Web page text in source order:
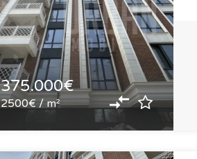
375.000€
2500€ / m²